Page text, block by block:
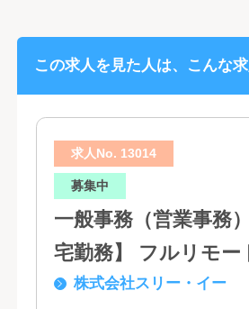
この求人を見た人は、こんな
求人No. 13014
募集中
一般事務（営業事務
宅勤務】 フルリモ
株式会社スリー・イー